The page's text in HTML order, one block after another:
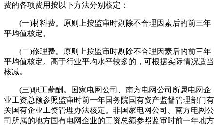
费的各项费用按以下方法分别核定：
(一)材料费。原则上按监审时剔除不合理因素后的前三年
平均值核定。
(二)修理费。原则上按监审时剔除不合理因素后的前三年
平均值核定。高于行业平均水平较多的，可根据实际情况适当
核减。
(三)职工薪酬。国家电网公司、南方电网公司所属电网企
业工资总额参照监审时前一年国务院国有资产监督管理部门有
关国有企业工资管理办法核定。非国家电网公司、南方电网公
司所属的地方国有电网企业的工资总额参照监审时前一年地方